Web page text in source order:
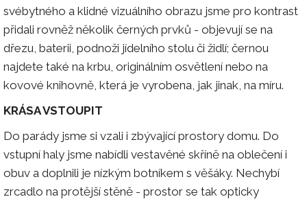
svébytného a klidné vizuálního obrazu jsme pro kontrast
přidali rovněž několik černých prvků - objevují se na
dřezu, baterii, podnoži jídelního stolu či židlí; černou
najdete také na krbu, originálním osvětlení nebo na
kovové knihovně, která je vyrobena, jak jinak, na míru.
KRÁSA VSTOUPIT
Do parády jsme si vzali i zbývající prostory domu. Do
vstupní haly jsme nabídli vestavěné skříně na oblečení i
obuv a doplnili je nízkým botníkem s věšáky. Nechybí
zrcadlo na protější stěně - prostor se tak opticky